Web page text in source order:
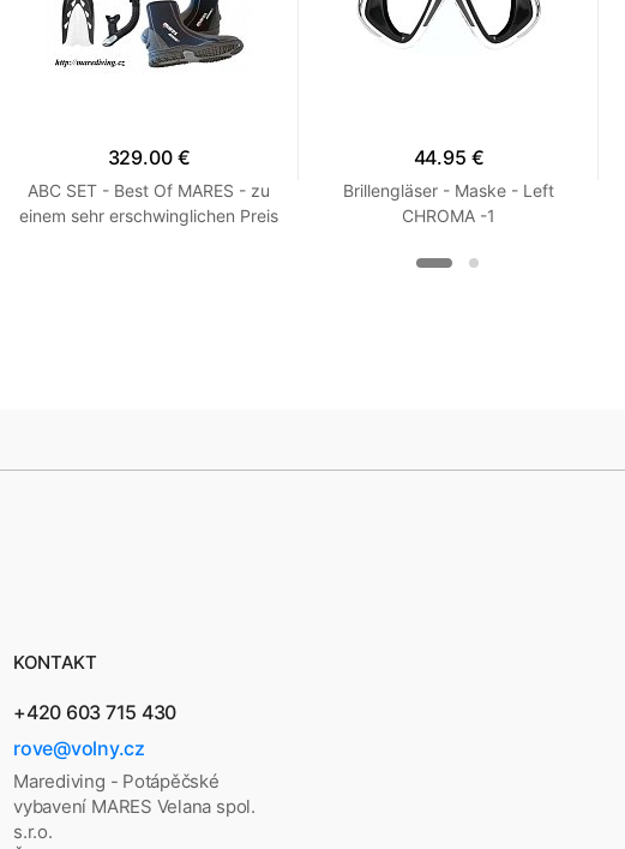
329.00 €
ABC SET - Best Of MARES - zu
einem sehr erschwinglichen Preis
44.95 €
Brillengläser - Maske - Left
CHROMA -1
KONTAKT
+420 603 715 430
rove@volny.cz
Marediving - Potápěčské
vybavení MARES Velana spol.
s.r.o.